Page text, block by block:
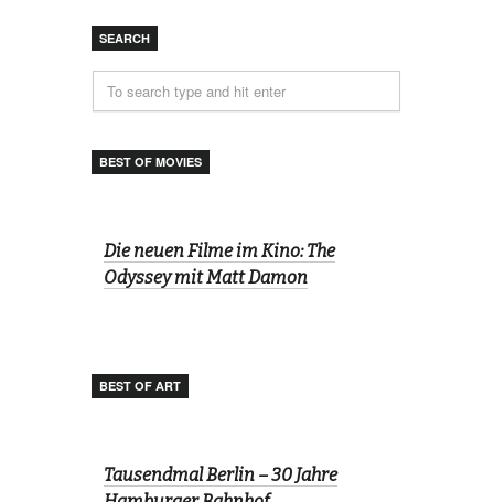
SEARCH
BEST OF MOVIES
Die neuen Filme im Kino: The
Odyssey mit Matt Damon
BEST OF ART
Tausendmal Berlin – 30 Jahre